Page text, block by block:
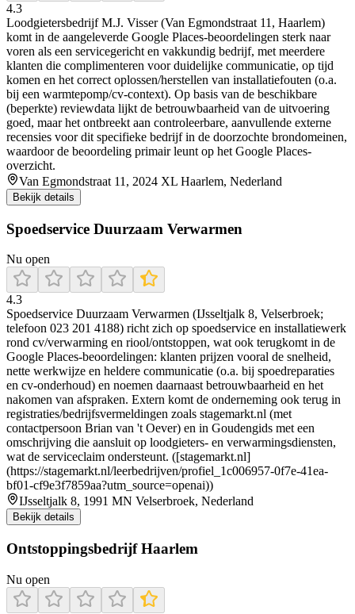
4.3
Loodgietersbedrijf M.J. Visser (Van Egmondstraat 11, Haarlem)
komt in de aangeleverde Google Places-beoordelingen sterk naar
voren als een servicegericht en vakkundig bedrijf, met meerdere
klanten die complimenteren voor duidelijke communicatie, op tijd
komen en het correct oplossen/herstellen van installatiefouten (o.a.
bij een warmtepomp/cv-context). Op basis van de beschikbare
(beperkte) reviewdata lijkt de betrouwbaarheid van de uitvoering
goed, maar het ontbreekt aan controleerbare, aanvullende externe
recensies voor dit specifieke bedrijf in de doorzochte brondomeinen,
waardoor de beoordeling primair leunt op het Google Places-
overzicht.
Van Egmondstraat 11, 2024 XL Haarlem, Nederland
Bekijk details
Spoedservice Duurzaam Verwarmen
Nu open
4.3
Spoedservice Duurzaam Verwarmen (IJsseltjalk 8, Velserbroek;
telefoon 023 201 4188) richt zich op spoedservice en installatiewerk
rond cv/verwarming en riool/ontstoppen, wat ook terugkomt in de
Google Places-beoordelingen: klanten prijzen vooral de snelheid,
nette werkwijze en heldere communicatie (o.a. bij spoedreparaties
en cv-onderhoud) en noemen daarnaast betrouwbaarheid en het
nakomen van afspraken. Extern komt de onderneming ook terug in
registraties/bedrijfsvermeldingen zoals stagemarkt.nl (met
contactpersoon Brian van 't Oever) en in Goudengids met een
omschrijving die aansluit op loodgieters- en verwarmingsdiensten,
wat de serviceclaim ondersteunt. ([stagemarkt.nl]
(https://stagemarkt.nl/leerbedrijven/profiel_1c006957-0f7e-41ea-
bf01-cf9e3f7859aa?utm_source=openai))
IJsseltjalk 8, 1991 MN Velserbroek, Nederland
Bekijk details
Ontstoppingsbedrijf Haarlem
Nu open